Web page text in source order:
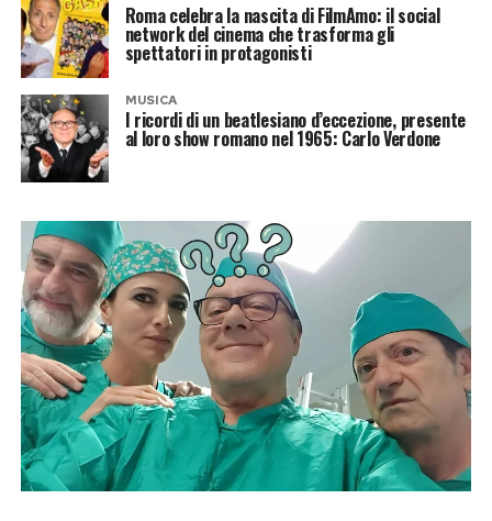
Roma celebra la nascita di FilmAmo: il social
network del cinema che trasforma gli
spettatori in protagonisti
MUSICA
I ricordi di un beatlesiano d’eccezione, presente
al loro show romano nel 1965: Carlo Verdone